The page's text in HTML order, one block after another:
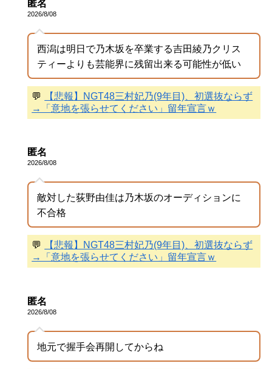
匿名
2026/8/08
西潟は明日で乃木坂を卒業する吉田綾乃クリス
ティーよりも芸能界に残留出来る可能性が低い
💬
【悲報】NGT48三村妃乃(9年目)、初選抜ならず
→「意地を張らせてください」留年宣言ｗ
匿名
2026/8/08
敵対した荻野由佳は乃木坂のオーディションに
不合格
💬
【悲報】NGT48三村妃乃(9年目)、初選抜ならず
→「意地を張らせてください」留年宣言ｗ
匿名
2026/8/08
地元で握手会再開してからね